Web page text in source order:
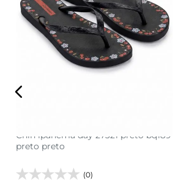
adicionar a sacola
Chin ipanema day 27321 preto bq189
preto preto
(0)